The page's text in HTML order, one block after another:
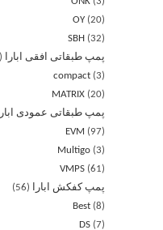
OY 20
SBH 32
پمپ طبقاتی افقی ابارا
compact 3
MATRIX 20
پمپ طبقاتی عمودی ابارا
EVM
97
Multigo 3
VMPS 61
پمپ کفکش ابارا
56
Best 8
DS 7